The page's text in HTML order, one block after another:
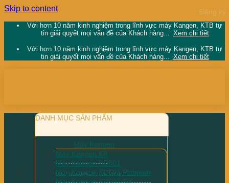
Skip to content
Với hơn 10 năm kinh nghiệm trong lĩnh vực máy Kangen, KTB tự
tin giải quyết mọi vấn đề của Khách hàng... Xem chi tiết
Với hơn 10 năm kinh nghiệm trong lĩnh vực máy Kangen, KTB tự
tin giải quyết mọi vấn đề của Khách hàng... Xem chi tiết
DANH MỤC SẢN PHẨM
Máy Kangen
Máy Kangen K8
Máy Kangen SD501
Máy Kangen SD501 Platinum